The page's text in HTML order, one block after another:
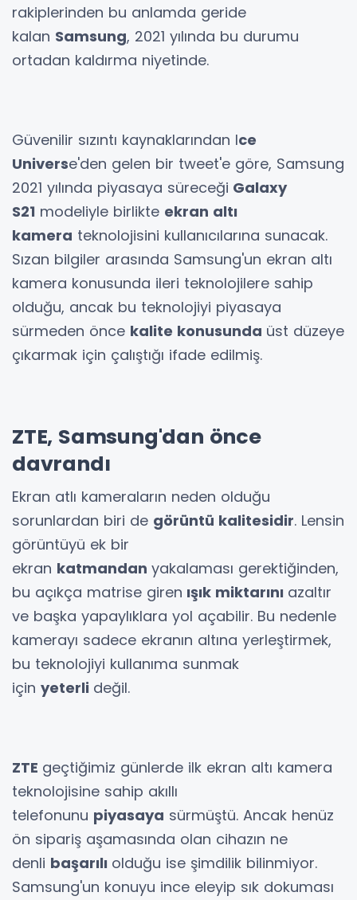
rakiplerinden bu anlamda geride
kalan Samsung, 2021 yılında bu durumu
ortadan kaldırma niyetinde.
Güvenilir sızıntı kaynaklarından Ice
Universe'den gelen bir tweet'e göre, Samsung
2021 yılında piyasaya süreceği Galaxy
S21 modeliyle birlikte ekran altı
kamera teknolojisini kullanıcılarına sunacak.
Sızan bilgiler arasında Samsung'un ekran altı
kamera konusunda ileri teknolojilere sahip
olduğu, ancak bu teknolojiyi piyasaya
sürmeden önce kalite konusunda üst düzeye
çıkarmak için çalıştığı ifade edilmiş.
ZTE, Samsung'dan önce
davrandı
Ekran atlı kameraların neden olduğu
sorunlardan biri de görüntü kalitesidir. Lensin
görüntüyü ek bir
ekran katmandan yakalaması gerektiğinden,
bu açıkça matrise giren ışık miktarını azaltır
ve başka yapaylıklara yol açabilir. Bu nedenle
kamerayı sadece ekranın altına yerleştirmek,
bu teknolojiyi kullanıma sunmak
için yeterli değil.
ZTE geçtiğimiz günlerde ilk ekran altı kamera
teknolojisine sahip akıllı
telefonunu piyasaya sürmüştü. Ancak henüz
ön sipariş aşamasında olan cihazın ne
denli başarılı olduğu ise şimdilik bilinmiyor.
Samsung'un konuyu ince eleyip sık dokuması